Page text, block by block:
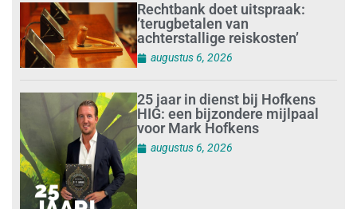
Rechtbank doet uitspraak:
’terugbetalen van
achterstallige reiskosten’
augustus 6, 2026
25 jaar in dienst bij Hofkens
HIG: een bijzondere mijlpaal
voor Mark Hofkens
augustus 6, 2026